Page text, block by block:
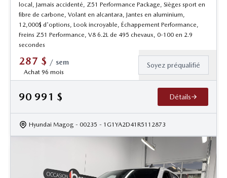
local, Jamais accidenté, Z51 Performance Package, Sièges sport en
fibre de carbone, Volant en alcantara, Jantes en aluminium,
12,000$ d'options, Look incroyable, Échappement Performance,
Freins Z51 Performance, V8 6.2L de 495 chevaux, 0-100 en 2.9
secondes
287 $ / sem
Achat 96 mois
Soyez préqualifié
90 991 $ Détails
Hyundai Magog - 00235 - 1G1YA2D41R5112873